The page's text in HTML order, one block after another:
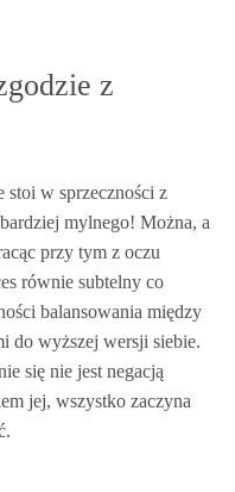
z
stoi w sprzeczności z
mylnego! Można, a
przy tym z oczu
równie subtelny co
balansowania między
do wyższej wersji siebie.
się nie jest negacją
jej, wszystko zaczyna